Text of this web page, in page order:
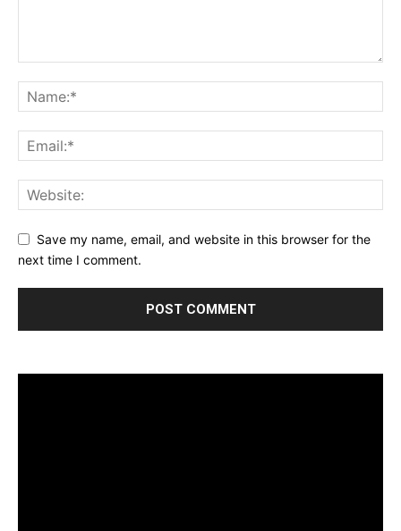
Save my name, email, and website in this browser for the
next time I comment.